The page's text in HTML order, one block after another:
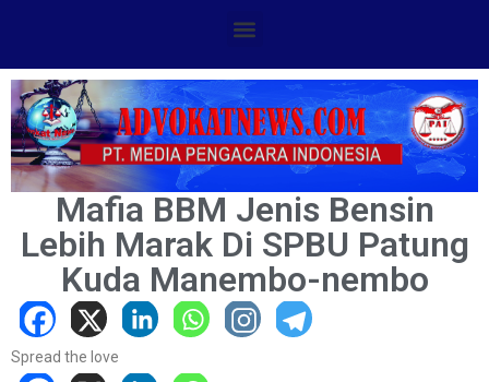
Mafia BBM Jenis Bensin
Lebih Marak Di SPBU Patung
Kuda Manembo-nembo
Spread the love